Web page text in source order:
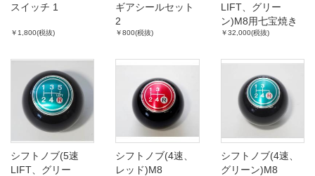
スイッチ 1
￥1,800(税抜)
ギアシールセット
2
￥800(税抜)
LIFT、グリー
ン)M8用七宝焼き
高級品
￥32,000(税抜)
シフトノブ(5速
LIFT、グリー
シフトノブ(4速、
レッド)M8
シフトノブ(4速、
グリーン)M8